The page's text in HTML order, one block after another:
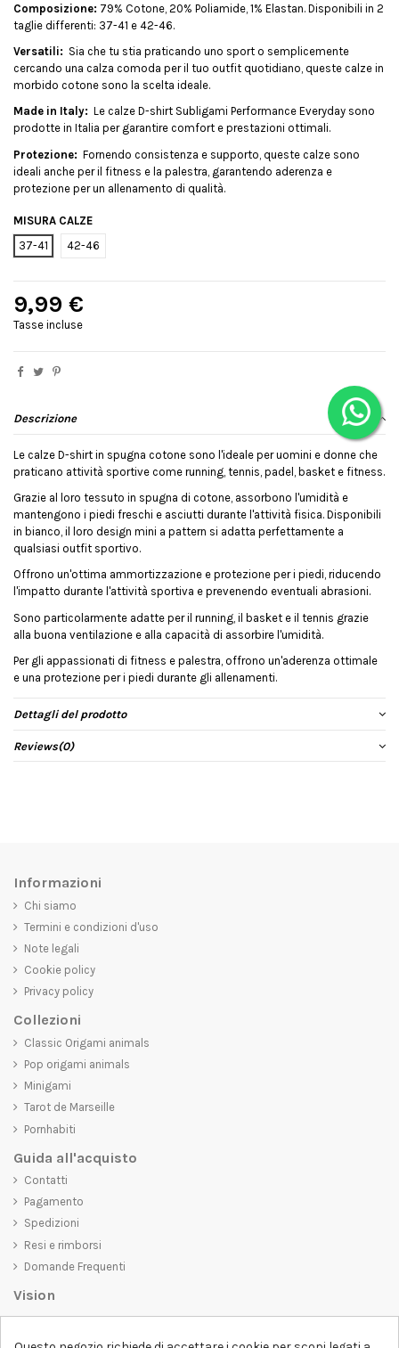
Composizione: 79% Cotone, 20% Poliamide, 1% Elastan. Disponibili in 2
taglie differenti: 37-41 e 42-46.
Versatili: Sia che tu stia praticando uno sport o semplicemente
cercando una calza comoda per il tuo outfit quotidiano, queste calze in
morbido cotone sono la scelta ideale.
Made in Italy: Le calze D-shirt Subligami Performance Everyday sono
prodotte in Italia per garantire comfort e prestazioni ottimali.
Protezione: Fornendo consistenza e supporto, queste calze sono
ideali anche per il fitness e la palestra, garantendo aderenza e
protezione per un allenamento di qualità.
MISURA CALZE
37-41
42-46
9,99 €
Tasse incluse
Descrizione
Le calze D-shirt in spugna cotone sono l'ideale per uomini e donne che
praticano attività sportive come running, tennis, padel, basket e fitness.
Grazie al loro tessuto in spugna di cotone, assorbono l'umidità e
mantengono i piedi freschi e asciutti durante l'attività fisica. Disponibili
in bianco, il loro design mini a pattern si adatta perfettamente a
qualsiasi outfit sportivo.
Offrono un'ottima ammortizzazione e protezione per i piedi, riducendo
l'impatto durante l'attività sportiva e prevenendo eventuali abrasioni.
Sono particolarmente adatte per il running, il basket e il tennis grazie
alla buona ventilazione e alla capacità di assorbire l'umidità.
Per gli appassionati di fitness e palestra, offrono un'aderenza ottimale
e una protezione per i piedi durante gli allenamenti.
Dettagli del prodotto
Reviews(0)
Informazioni
Chi siamo
Termini e condizioni d'uso
Note legali
Cookie policy
Privacy policy
Collezioni
Classic Origami animals
Pop origami animals
Minigami
Tarot de Marseille
Pornhabiti
Guida all'acquisto
Contatti
Pagamento
Spedizioni
Resi e rimborsi
Domande Frequenti
Vision